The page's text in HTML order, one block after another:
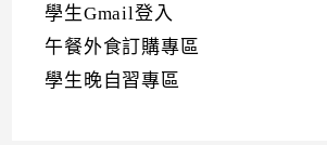
學生Gmail登入
午餐外食訂購專區
學生晚自習專區